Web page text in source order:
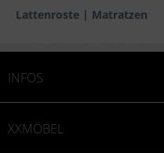
Lattenroste | Matratzen
INFOS
XXMÖBEL